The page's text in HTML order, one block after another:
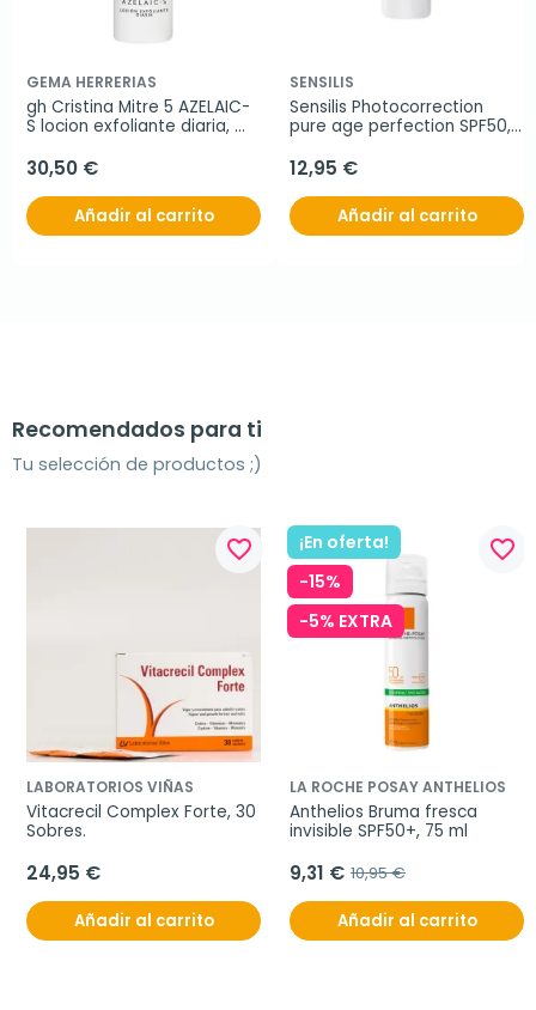
GEMA HERRERIAS
gh Cristina Mitre 5 AZELAIC-
S locion exfoliante diaria,
30,50 €
Añadir al carrito
SENSILIS
Sensilis Photocorrection
pure age perfection SPF50,
12,95 €
Añadir al carrito
Recomendados para ti
Tu selección de productos ;)
favorite_border
LABORATORIOS VIÑAS
Vitacrecil Complex Forte, 30
Sobres.
24,95 €
Añadir al carrito
¡En oferta!
-15%
-5% EXTRA
favorite_border
LA ROCHE POSAY ANTHELIOS
Anthelios Bruma fresca
invisible SPF50+, 75 ml
9,31 € 10,95 €
Añadir al carrito